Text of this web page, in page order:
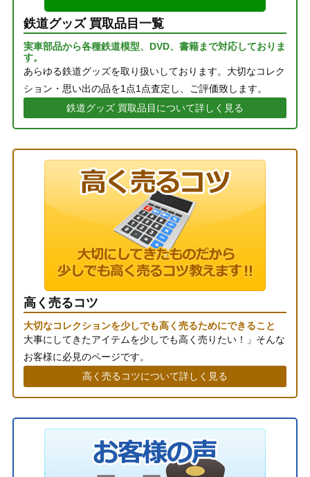
鉄道グッズ 買取品目一覧
実車部品から各種鉄道模型、DVD、書籍まで対応しておりま
す。
あらゆる鉄道グッズを取り扱いしております。大切なコレク
ション・思い出の品を1点1点査定し、ご評価致します。
鉄道グッズ 買取品目について詳しく見る
高く売るコツ
大切なコレクションを少しでも高く売るためにできること
大事にしてきたアイテムを少しでも高く売りたい！」そんな
お客様に必見のページです。
高く売るコツについて詳しく見る